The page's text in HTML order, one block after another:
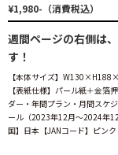
¥1,980-（消費税込）
週間ページの右側は
す！
【本体サイズ】
【表紙仕様】パール紙＋金
ダー・年間プラン・月間スケ
ール（2023年12月～2024年
国】日本【JANコード】ピ